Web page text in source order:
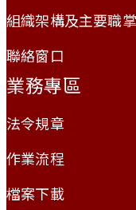
組織架構及主要職掌
聯絡窗口
業務專區
法令規章
作業流程
檔案下載